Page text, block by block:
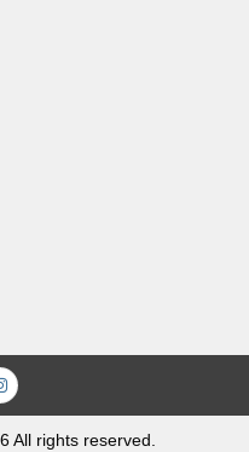
All rights reserved.